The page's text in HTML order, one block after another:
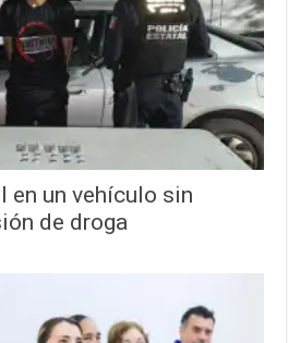
en un vehículo sin
de droga